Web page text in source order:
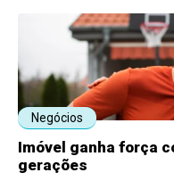
Negócios
Imóvel ganha força
gerações